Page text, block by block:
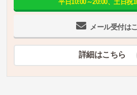
メール受付は
平日10:00～20:00、土日祝
詳細はこちら